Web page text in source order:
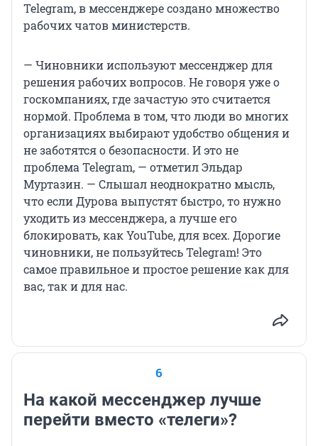
Telegram, в мессенджере создано множество
рабочих чатов министерств.
— Чиновники используют мессенджер для
решения рабочих вопросов. Не говоря уже о
госкомпаниях, где зачастую это считается
нормой. Проблема в том, что люди во многих
организациях выбирают удобство общения и
не заботятся о безопасности. И это не
проблема Telegram, — отметил Эльдар
Муртазин. — Слышал неоднократно мысль,
что если Дурова выпустят быстро, то нужно
уходить из мессенджера, а лучше его
блокировать, как YouTube, для всех. Дорогие
чиновники, не пользуйтесь Telegram! Это
самое правильное и простое решение как для
вас, так и для нас.
6
На какой мессенджер лучше
перейти вместо «телеги»?